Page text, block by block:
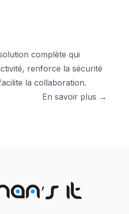
complète qui
renforce la sécurité
la collaboration.
En savoir plus →